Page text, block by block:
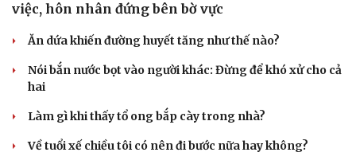
việc, hôn nhân đứng bên bờ vực
Ăn dứa khiến đường huyết tăng như thế nào?
Nói bắn nước bọt vào người khác: Đừng để khó xử cho cả
hai
Làm gì khi thấy tổ ong bắp cày trong nhà?
Về tuổi xế chiều tôi có nên đi bước nữa hay không?